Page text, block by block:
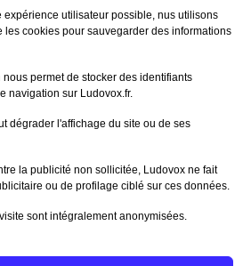
expérience utilisateur possible, nus utilisons
les cookies pour sauvegarder des informations
permet de stocker des identifiants
navigation sur Ludovox.fr.
dégrader l'affichage du site ou de ses
la publicité non sollicitée, Ludovox ne fait
ou de profilage ciblé sur ces données.
sont intégralement anonymisées.
Avis de
Sur le jeu Collect!
il y a 18 heures
demorlockbob
le jeu Detective Box - Ciao
leil y a 2 jours
80%
le jeu Detective Box - Ciao